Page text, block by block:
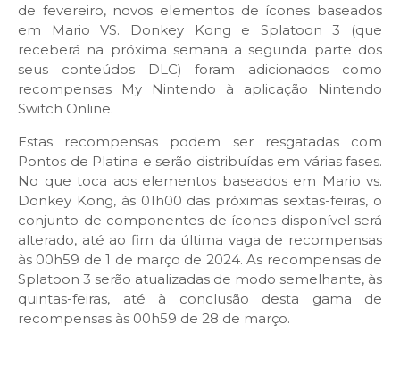
de fevereiro, novos elementos de ícones baseados
em Mario VS. Donkey Kong e Splatoon 3 (que
receberá na próxima semana a segunda parte dos
seus conteúdos DLC) foram adicionados como
recompensas My Nintendo à aplicação Nintendo
Switch Online.
Estas recompensas podem ser resgatadas com
Pontos de Platina e serão distribuídas em várias fases.
No que toca aos elementos baseados em Mario vs.
Donkey Kong, às 01h00 das próximas sextas-feiras, o
conjunto de componentes de ícones disponível será
alterado, até ao fim da última vaga de recompensas
às 00h59 de 1 de março de 2024. As recompensas de
Splatoon 3 serão atualizadas de modo semelhante, às
quintas-feiras, até à conclusão desta gama de
recompensas às 00h59 de 28 de março.